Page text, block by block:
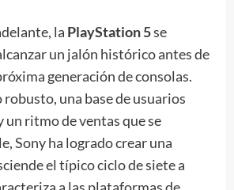
la PlayStation 5se
un jalón histórico antes de
generación de consolas.
una base de usuarios
ritmo de ventas que se
Sony ha logrado crear una
el típico ciclo de siete a
a las plataformas de